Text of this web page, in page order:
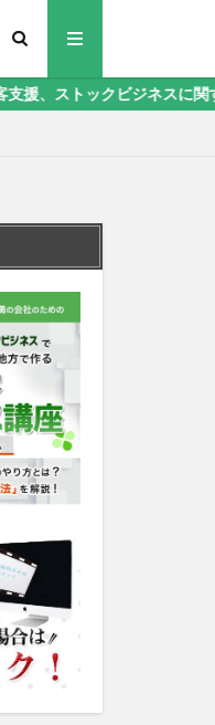
クビジネスに関することな